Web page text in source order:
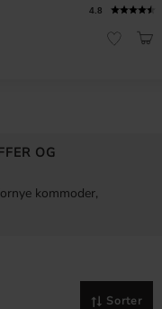
4.8
OG
kommoder,
Sorter